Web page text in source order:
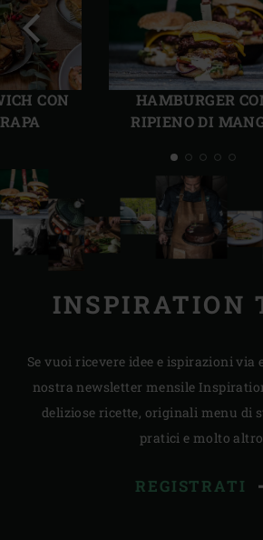
CON
HAMBURGER
RIPIENO DI
Precedente
INSPIRATION
Se vuoi ricevere idee e ispirazioni
nostra newsletter mensile
deliziose ricette, originali menu di
pratici e molto
REGISTRATI